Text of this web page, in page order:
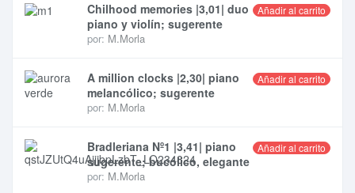
Añadir al carrito
Chilhood memories |3,01| duo
piano y violín; sugerente
por: M.Morla
Añadir al carrito
A million clocks |2,30| piano
melancólico; sugerente
por: M.Morla
Añadir al carrito
Bradleriana Nº1 |3,41| piano
sugerente; bucólico, elegante
por: M.Morla